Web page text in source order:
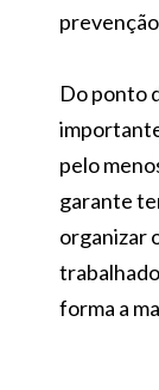
Do ponto
pelo
garante
organizar
forma a